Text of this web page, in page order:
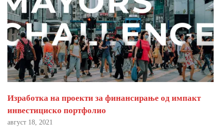
Изработка на проекти за финансирање од импакт
инвестициско портфолио
август 18, 2021